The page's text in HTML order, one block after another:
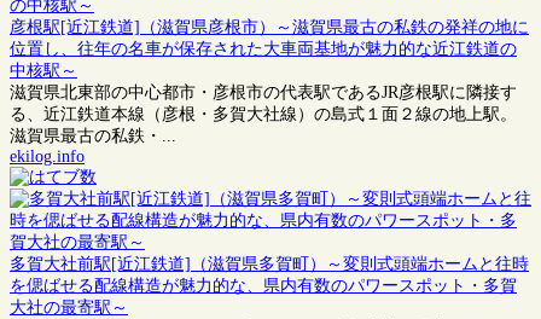
彦根駅[近江鉄道]（滋賀県彦根市）～滋賀県最古の私鉄の発祥の地に
位置し、往年の名車が保存された大車両基地が魅力的な近江鉄道の
中核駅～
滋賀県北東部の中心都市・彦根市の代表駅であるJR彦根駅に隣接す
る、近江鉄道本線（彦根・多賀大社線）の島式１面２線の地上駅。
滋賀県最古の私鉄・...
ekilog.info
多賀大社前駅[近江鉄道]（滋賀県多賀町）～変則式頭端ホームと往時
を偲ばせる配線構造が魅力的な、県内有数のパワースポット・多賀
大社の最寄駅～